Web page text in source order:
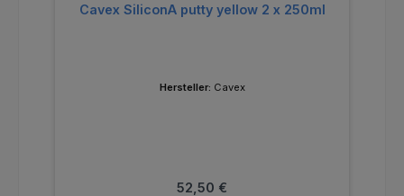
Cavex SiliconA putty yellow 2 x 250ml
Hersteller: Cavex
Regulärer Preis:
52,50 €